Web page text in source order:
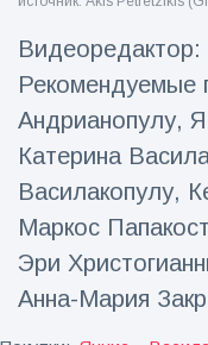
Путешествия и
Последние
Рекомендуемые
Андрианопулу,
Катерина
Василакопулу,
Маркос
Эри
Анна-Мария